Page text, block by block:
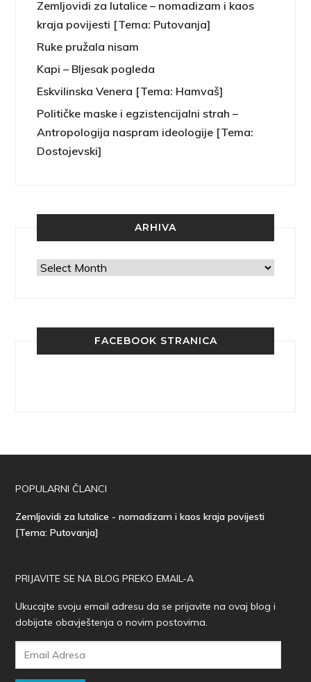
Zemljovidi za lutalice – nomadizam i kaos
kraja povijesti [Tema: Putovanja]
Ruke pružala nisam
Kapi – Bljesak pogleda
Eskvilinska Venera [Tema: Hamvaš]
Političke maske i egzistencijalni strah –
Antropologija naspram ideologije [Tema:
Dostojevski]
ARHIVA
Arhiva
FACEBOOK STRANICA
POPULARNI ČLANCI
Zemljovidi za lutalice - nomadizam i kaos kraja povijesti
[Tema: Putovanja]
PRIJAVITE SE NA BLOG PREKO EMAIL-A
Ukucajte svoju email adresu da se prijavite na ovaj blog i
dobijate obavještenja o novim postovima.